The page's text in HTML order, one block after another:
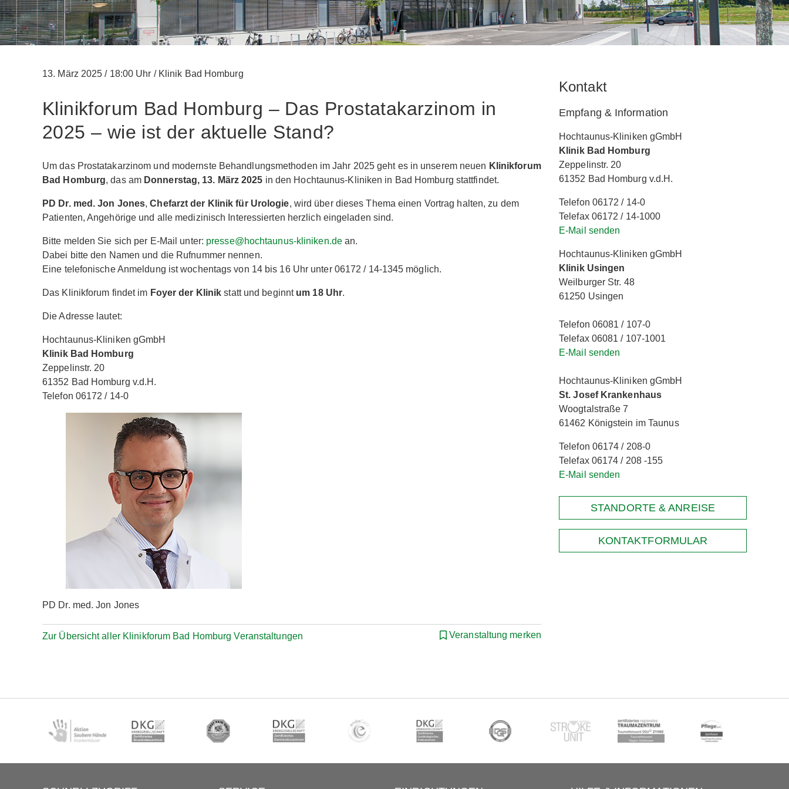
13. März 2025/18:00 Uhr /Klinik Bad Homburg
Klinikforum Bad Homburg – Das Prostatakarzinom in
2025 – wie ist der aktuelle Stand?
Um das Prostatakarzinom und modernste Behandlungsmethoden im Jahr 2025 geht es in unserem neuen Klinikforum
Bad Homburg, das am Donnerstag, 13. März 2025 in den Hochtaunus-Kliniken in Bad Homburg stattfindet.
PD Dr. med. Jon Jones,Chefarzt der Klinik für Urologie, wird über dieses Thema einen Vortrag halten, zu dem
Patienten, Angehörige und alle medizinisch Interessierten herzlich eingeladen sind.
Bitte melden Sie sich per E-Mail unter: presse@hochtaunus-kliniken.dean.
Dabei bitte den Namen und die Rufnummer nennen.
Eine telefonische Anmeldung ist wochentags von 14 bis 16 Uhr unter 06172 / 14-1345 möglich.
Das Klinikforum findet im Foyer der Klinik statt und beginnt um 18 Uhr.
Die Adresse lautet:
Hochtaunus-Kliniken gGmbH
Klinik Bad Homburg
Zeppelinstr. 20
61352 Bad Homburg v.d.H.
Telefon 06172 / 14-0
PD Dr. med. Jon Jones
Zur Übersicht aller Klinikforum Bad Homburg Veranstaltungen Veranstaltung merken
Kontakt
Empfang & Information
Hochtaunus-Kliniken gGmbH
Klinik Bad Homburg
Zeppelinstr. 20
61352 Bad Homburg v.d.H.
Telefon 06172 / 14-0
Telefax 06172 / 14-1000
E-Mail senden
Hochtaunus-Kliniken gGmbH
Klinik Usingen
Weilburger Str. 48
61250 Usingen
Telefon 06081 / 107-0
Telefax 06081 / 107-1001
E-Mail senden
Hochtaunus-Kliniken gGmbH
St. Josef Krankenhaus
Woogtalstraße 7
61462 Königstein im Taunus
Telefon 06174 / 208-0
Telefax 06174 / 208 -155
E-Mail senden
STANDORTE & ANREISE
KONTAKTFORMULAR